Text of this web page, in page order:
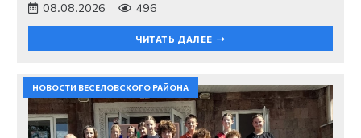
08.08.2026 496
ЧИТАТЬ ДАЛЕЕ
НОВОСТИ ВЕСЕЛОВСКОГО РАЙОНА